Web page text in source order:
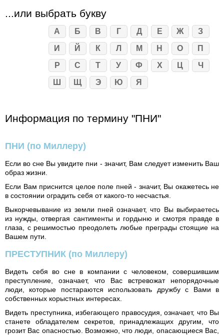
...или выбрать букву
А Б В Г Д Е Ж
З
И
Й К Л М Н О
П
Р
С Т У Ф Х Ц
Ч
Ш
Щ Э Ю Я
Информация по термину "ПНИ"
ПНИ (по Миллеру)
Если во сне Вы увидите пни - значит, Вам следует изменить Ваш
образ жизни.
Если Вам приснится целое поле пней - значит, Вы окажетесь не
в состоянии оградить себя от какого-то несчастья.
Выкорчевывание из земли пней означает, что Вы выбираетесь
из нужды, отвергая сантименты и гордыню и смотря правде в
глаза, с решимостью преодолеть любые преграды стоящие на
Вашем пути.
ПРЕСТУПНИК (по Миллеру)
Видеть себя во сне в компании с человеком, совершившим
преступление, означает, что Вас встревожат непорядочные
люди, которые постараются использовать дружбу с Вами в
собственных корыстных интересах.
Видеть преступника, избегающего правосудия, означает, что Вы
станете обладателем секретов, принадлежащих другим, что
грозит Вас опасностью. Возможно, что люди, опасающиеся Вас,